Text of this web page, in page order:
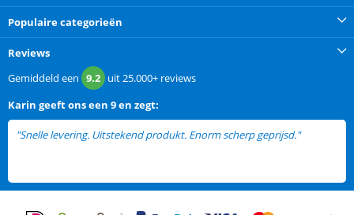
Populaire categorieën
Reviews
Gemiddeld een 9.2 uit25.000+ reviews
Karin geeft ons een 9 en zegt:
"Snelle levering. Uitstekend produkt. Enorm scherp geprijsd."